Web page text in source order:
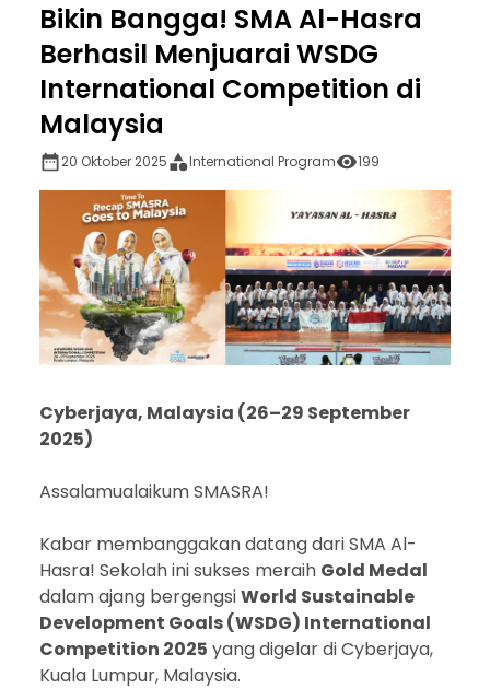
Bikin Bangga! SMA Al-Hasra
Berhasil Menjuarai WSDG
International Competition di
Malaysia
20 Oktober 2025 International Program 199
Cyberjaya, Malaysia (26–29 September
2025)
Assalamualaikum SMASRA!
Kabar membanggakan datang dari SMA Al-
Hasra! Sekolah ini sukses meraih Gold Medal
dalam ajang bergengsiWorld Sustainable
Development Goals (WSDG) International
Competition 2025 yang digelar di Cyberjaya,
Kuala Lumpur, Malaysia.